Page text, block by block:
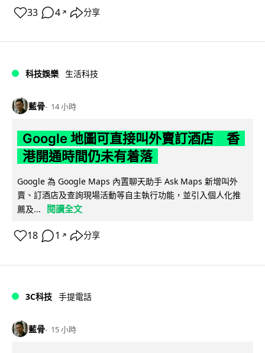
33 4 ↗ 分享
科技娛樂 生活科技
藍骨 14 小時
Google 地圖可直接叫外賣訂酒店 香
港開通時間仍未有着落
Google 為 Google Maps 內置聊天助手 Ask Maps 新增叫外
賣、訂酒店及查詢現場活動等自主執行功能，並引入個人化推
薦及...
閱讀全文
18 1 ↗ 分享
3C科技 手提電話
藍骨 15 小時